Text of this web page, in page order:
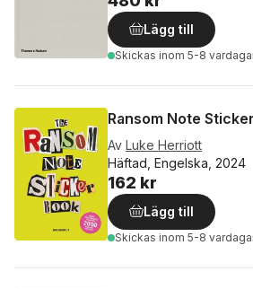
Lägg till
Skickas inom 5-8
Ransom Note
Av Luke Herriott
Häftad, Engelska, 2024
162 kr
Lägg till
Skickas inom 5-8